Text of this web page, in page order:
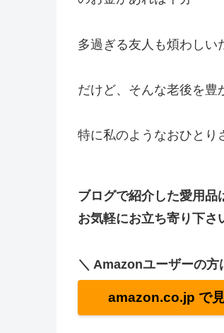
多過ぎる友人も煩わしい
だけど、そんな老後を豊
特に私のようなおひとり
ブログで紹介した愛用品
お気軽にお立ち寄り下さ
＼ Amazonユーザーの方
amazon.co.jp で